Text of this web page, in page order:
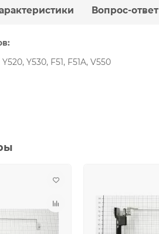
Вопрос-ответ
Y530, F51, F51A, V550